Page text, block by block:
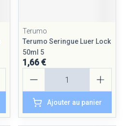
Terumo
Terumo Seringue Luer Lock
50ml 5
1,66 €
Ajouter au panier